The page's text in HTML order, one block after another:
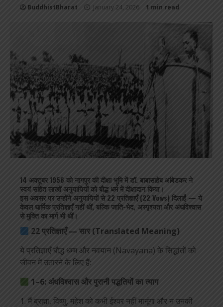
BuddhistBharat January 24, 2026 1 min read
14 अक्टूबर 1956 को नागपुर की दीक्षा भूमि में डॉ. बाबासाहेब आंबेडकरने
स्वयं सहित लाखों अनुयायियों को बौद्ध धर्म में दीक्षादान किया।
इस अवसर पर उन्होंने अनुयायियों से 22 प्रतिज्ञाएँ (22 Vows) दिलाईं — ये
केवल धार्मिक प्रतिज्ञाएँ नहीं थीं, बल्कि जाति-भेद, अस्पृश्यता और अंधविश्वास
से मुक्ति का मार्ग भी थीं।
22 प्रतिज्ञाएँ — सार (Translated Meaning)
ये प्रतिज्ञाएँ बौद्ध धम्म और नवयान (Navayana) के सिद्धांतों को
जीवन में उतारने के लिए हैं:
1–6: अंधविश्वास और पुरानी पद्धतियों का त्याग
1. मैं ब्रह्मा, विष्णु, महेश को कभी ईश्वर नहीं मानूंगा और न उनकी